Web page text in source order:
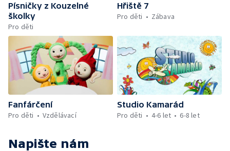
Písničky z Kouzelné
školky
Pro děti
Hřiště 7
Pro děti
Zábava
Fanfárčení
Pro děti
Vzdělávací
Studio Kamarád
Pro děti
4-6 let 6-8 let
Napište nám